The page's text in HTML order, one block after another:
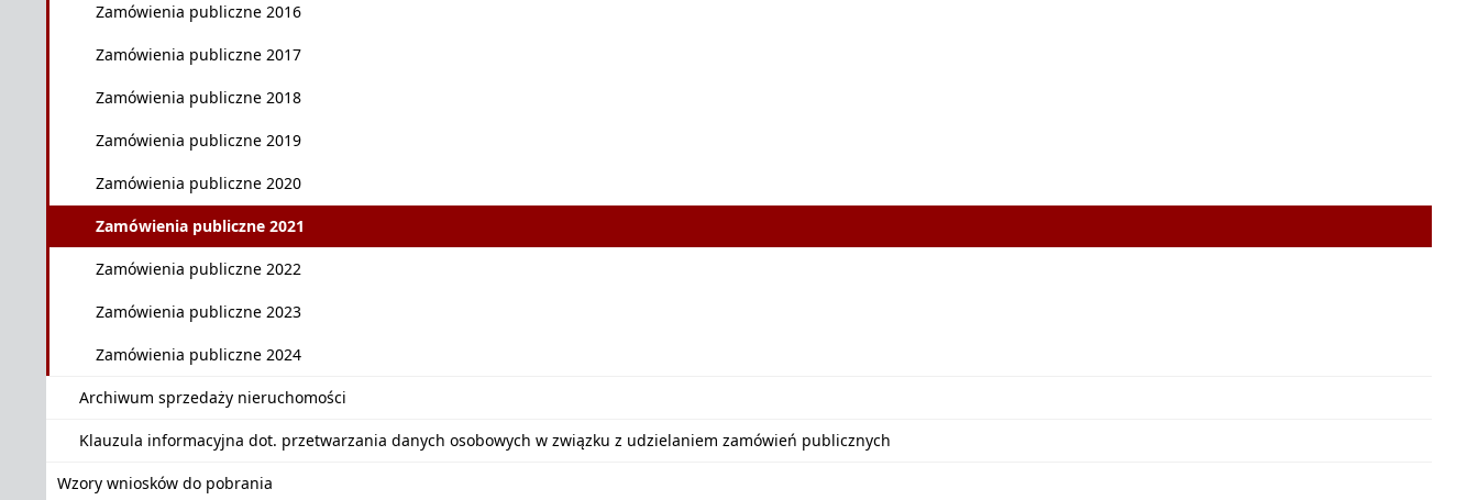
Zamówienia publiczne 2016
Zamówienia publiczne 2017
Zamówienia publiczne 2018
Zamówienia publiczne 2019
Zamówienia publiczne 2020
Zamówienia publiczne 2021
Zamówienia publiczne 2022
Zamówienia publiczne 2023
Zamówienia publiczne 2024
Archiwum sprzedaży nieruchomości
Klauzula informacyjna dot. przetwarzania danych osobowych w związku z udzielaniem zamówień publicznych
Wzory wniosków do pobrania